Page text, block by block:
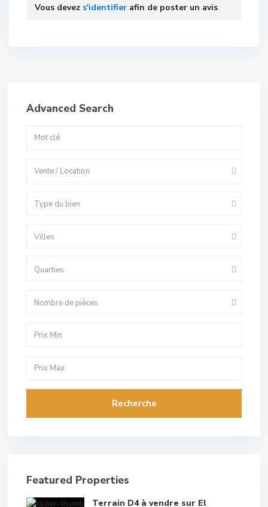
Vous devez s'identifier afin de poster un avis
Advanced Search
Vente / Location
Type du bien
Villes
Quarties
Nombre de pièces
Recherche
Featured Properties
Terrain D4 à vendre sur El